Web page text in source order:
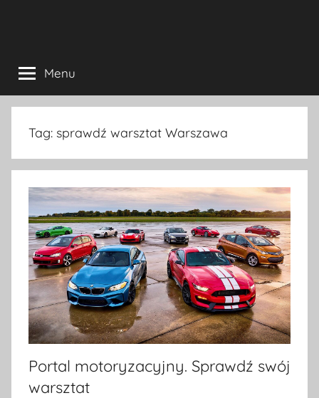
Menu
Tag: sprawdź warsztat Warszawa
Portal motoryzacyjny. Sprawdź swój
warsztat